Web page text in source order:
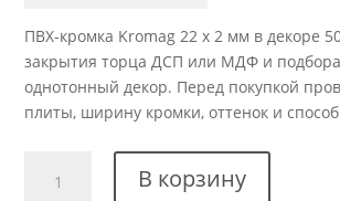
ПВХ-кромка Kromag 22 x 2 мм в декоре
закрытия торца ДСП или МДФ и
однотонный декор. Перед покупкой
плиты, ширину кромки, оттенок и
товара
В корзину